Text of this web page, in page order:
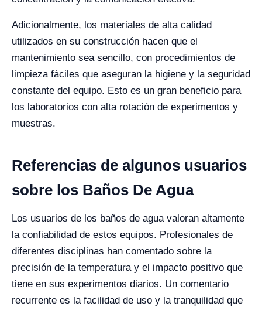
Adicionalmente, los materiales de alta calidad
utilizados en su construcción hacen que el
mantenimiento sea sencillo, con procedimientos de
limpieza fáciles que aseguran la higiene y la seguridad
constante del equipo. Esto es un gran beneficio para
los laboratorios con alta rotación de experimentos y
muestras.
Referencias de algunos usuarios
sobre los Baños De Agua
Los usuarios de los baños de agua valoran altamente
la confiabilidad de estos equipos. Profesionales de
diferentes disciplinas han comentado sobre la
precisión de la temperatura y el impacto positivo que
tiene en sus experimentos diarios. Un comentario
recurrente es la facilidad de uso y la tranquilidad que